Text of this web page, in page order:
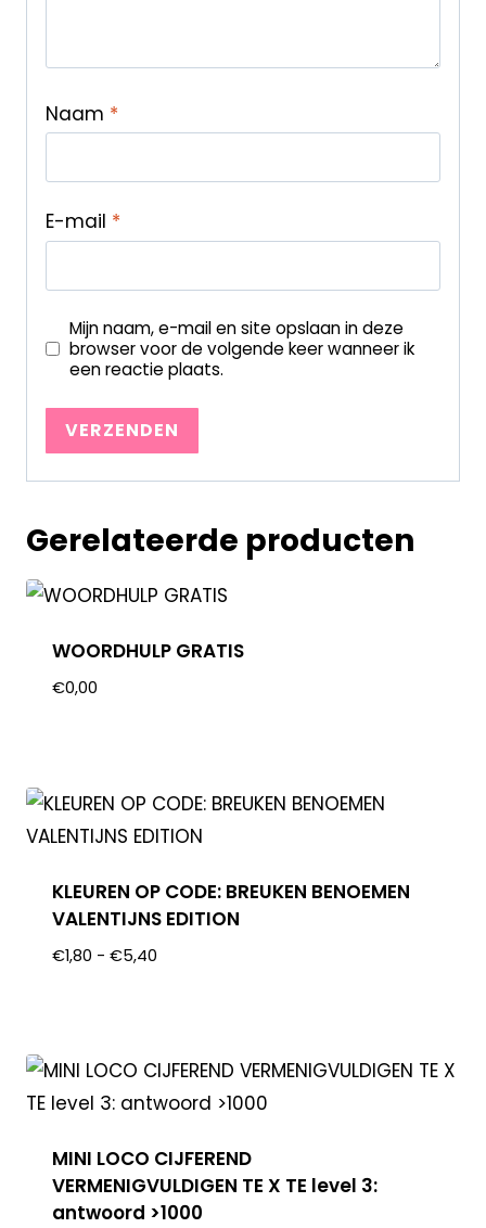
Naam *
E-mail *
Mijn naam, e-mail en site opslaan in deze
browser voor de volgende keer wanneer ik
een reactie plaats.
Gerelateerde producten
WOORDHULP GRATIS
€0,00
KLEUREN OP CODE: BREUKEN BENOEMEN
VALENTIJNS EDITION
€1,80 - €5,40
MINI LOCO CIJFEREND
VERMENIGVULDIGEN TE X TE level 3:
antwoord >1000